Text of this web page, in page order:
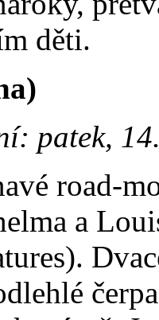
děti.
patek,
road-
a